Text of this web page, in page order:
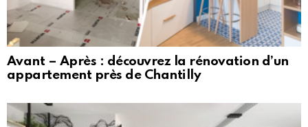
Avant – Après : découvrez la rénovation d’un
appartement près de Chantilly